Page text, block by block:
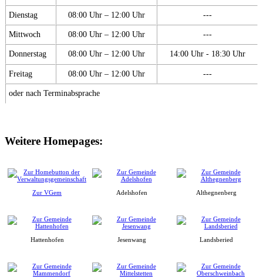
Dienstag 08:00 Uhr – 12:00 Uhr ---
Mittwoch 08:00 Uhr – 12:00 Uhr ---
Donnerstag 08:00 Uhr – 12:00 Uhr 14:00 Uhr - 18:30 Uhr
Freitag 08:00 Uhr – 12:00 Uhr ---
oder nach Terminabsprache
Weitere Homepages:
Zur VGem Adelshofen Althegnenberg
Hattenhofen Jesenwang Landsberied